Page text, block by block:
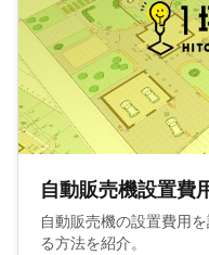
自動販売機設置費
自動販売機の設置費用
る方法を紹介。